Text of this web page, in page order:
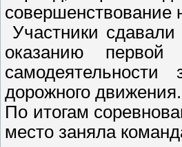
совершенствование
Участники
оказанию
дорожного движения.
По итогам
место заняла